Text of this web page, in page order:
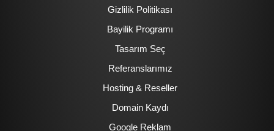
Gizlilik Politikası
Bayilik Programı
Tasarım Seç
Referanslarımız
Hosting & Reseller
Domain Kaydı
Google Reklam